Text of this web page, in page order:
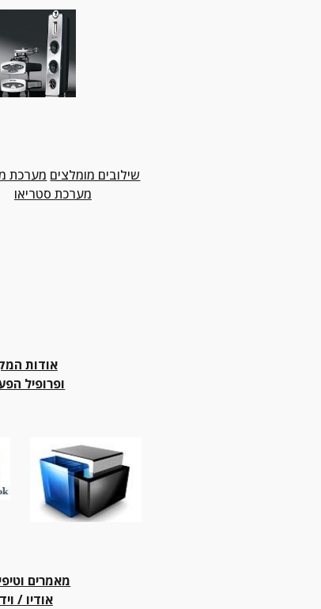
שילובים מומלצים מערכת
מערכת סטריאו
ופרופיל
אודיו /